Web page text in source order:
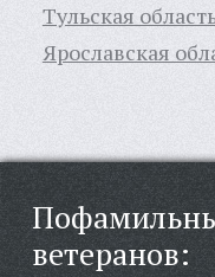
Тульская
Ярославская
ветеранов: